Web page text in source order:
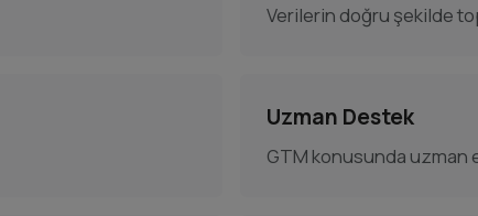
Verilerin doğru şekilde
Uzman Destek
GTM konusunda uzman